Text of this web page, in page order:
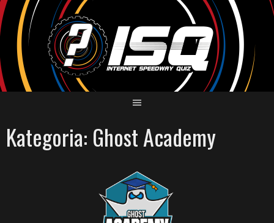
Skip
to
content
Kategoria: Ghost Academy